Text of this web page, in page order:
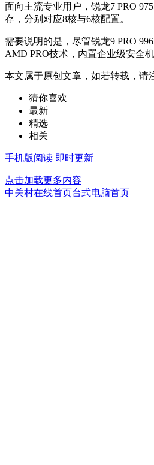
面向主流专业用户，锐龙7 PRO
存，分别对应8核与6核配置。
需要说明的是，尽管锐龙9 PRO
AMD PRO技术，内置企业级安全
本文属于原创文章，如若转载，请
猜你喜欢
最新
精选
相关
手机版阅读 即时更新
点击加载更多内容
中关村在线首页台式电脑首页